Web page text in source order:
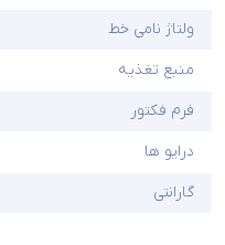
ولتاژ نامی خط
منبع تغذیه
فرم فکتور
درایو ها
گارانتی